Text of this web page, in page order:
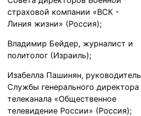
страховой компании «ВСК -
Линия жизни» (Россия);
Владимир Бейдер, журналист и
политолог (Израиль);
Изабелла Пашинян, руководитель
Службы генерального директора
телеканала «Общественное
телевидение России» (Россия);